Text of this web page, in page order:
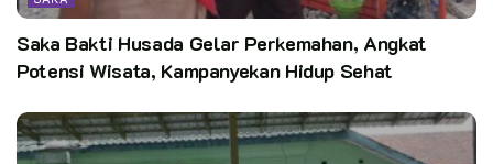
Kata Kunci: btn_alaspurwo sakawanabakti_tnap
Saka Bakti Husada Gelar Perkemahan, Angkat
Potensi Wisata, Kampanyekan Hidup Sehat